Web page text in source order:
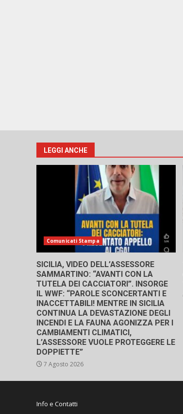
LEGGI ANCHE
Comunicati Stampa
SICILIA, VIDEO DELL’ASSESSORE
SAMMARTINO: “AVANTI CON LA
TUTELA DEI CACCIATORI”. INSORGE
IL WWF: “PAROLE SCONCERTANTI E
INACCETTABILI! MENTRE IN SICILIA
CONTINUA LA DEVASTAZIONE DEGLI
INCENDI E LA FAUNA AGONIZZA PER I
CAMBIAMENTI CLIMATICI,
L’ASSESSORE VUOLE PROTEGGERE LE
DOPPIETTE”
7 Agosto 2026
Info e Contatti